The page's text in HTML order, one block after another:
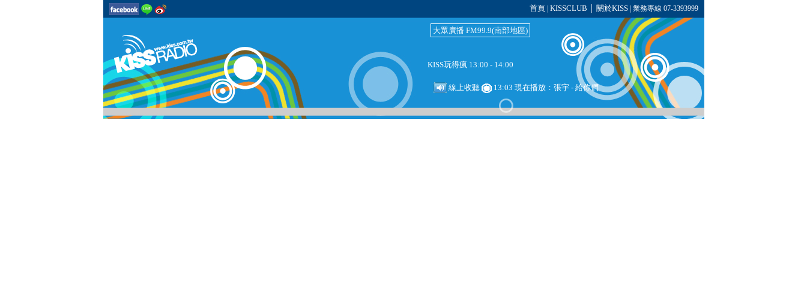
首頁 KISSCLUB 關於KISS| 業務專線 07-3393999
大眾廣播 FM99.9(南部地區)
KISS玩得瘋 13:00 - 14:00
線上收聽 13:03 現在播放： 張宇- 給你們